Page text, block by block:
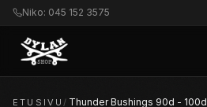
Niko: 045 152 3575
ETUSIVU/ Thunder Bushings 90d - 100d